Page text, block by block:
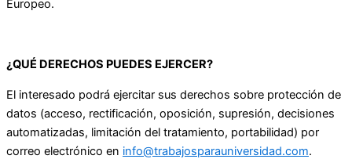
Europeo.
¿QUÉ DERECHOS PUEDES EJERCER?
El interesado podrá ejercitar sus derechos sobre protección de
datos (acceso, rectificación, oposición, supresión, decisiones
automatizadas, limitación del tratamiento, portabilidad) por
correo electrónico en info@trabajosparauniversidad.com.